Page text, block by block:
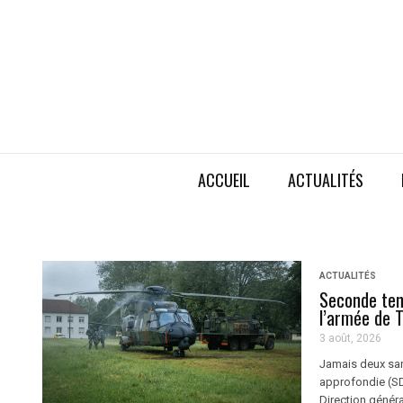
ACCUEIL ACTUALITÉS
ACTUALITÉS
Seconde
l’armée de
3 août, 2026
Jamais deux
approfondie
Direction